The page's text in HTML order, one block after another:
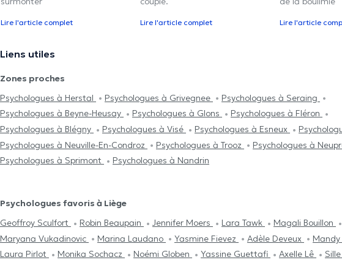
Lire l'article complet Lire l'article complet Lire l'article
Liens utiles
Zones proches
Psychologues à Herstal
Psychologues à Grivegnee
Psychologues à Seraing
Psychologues à Beyne-Heusay
Psychologues à Glons
Psychologues à Fléron
Psychologues à Blégny
Psychologues à Visé Psychologues à Esneux
Psychologues à Neuville-En-Condroz
Psychologues à Trooz
Psychologues à
Psychologues à Sprimont
Psychologues à Nandrin
Psychologues favoris à Liège
Geoffroy Sculfort
Robin Beaupain Jennifer Moers Lara Tawk Magali Bouillon
Maryana Vukadinovic
Marina Laudano Yasmine Fievez Adèle Deveux
Laura Pirlot
Monika Sochacz Noémi Globen Yassine Guettafi Axelle Lê